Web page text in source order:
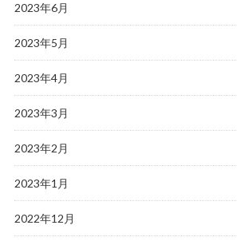
2023年6月
2023年5月
2023年4月
2023年3月
2023年2月
2023年1月
2022年12月